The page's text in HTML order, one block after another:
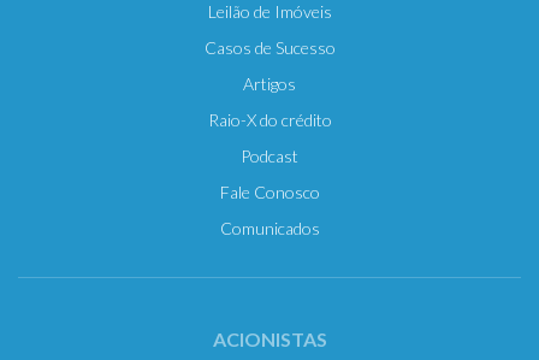
Leilão de Imóveis
Casos de Sucesso
Artigos
Raio-X do crédito
Podcast
Fale Conosco
Comunicados
ACIONISTAS